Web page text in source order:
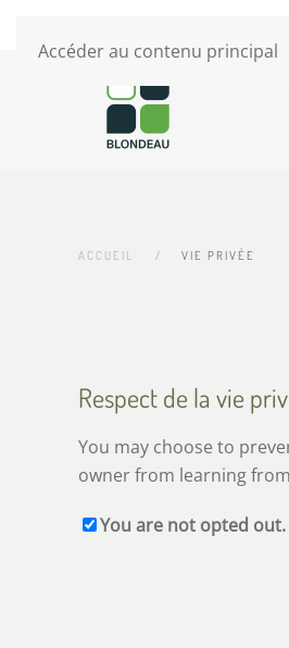
Accéder au contenu principal
-
ACCUEIL VIE PRIVÉE
Respect de la vie
You may choose to
owner from learning
You are not opted